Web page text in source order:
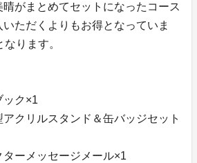
晴がまとめてセットになったコース
ただくよりもお得となっていま
ります。
ック×1
アクリルスタンド＆缶バッジセット
ターメッセージメール×1